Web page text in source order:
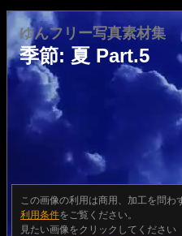
ゆんフリー写真素材集
季節: 夏 Part.5
この画像の利用は商用、加工を問わ
利用条件をご覧ください。
見たい画像をクリックしてください